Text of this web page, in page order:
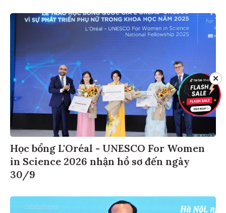
Học bổng L'Oréal - UNESCO For Women
in Science 2026 nhận hồ sơ đến ngày
30/9
✕